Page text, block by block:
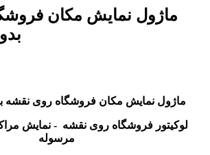
ماژول نمایش مکان
ماژول نمایش مکان فروشگاه روی
لوکیتور فروشگاه روی نقشه - نمایش
مرسوله